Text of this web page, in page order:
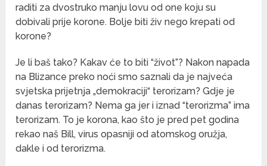
raditi za dvostruko manju lovu od one koju su
dobivali prije korone. Bolje biti živ nego krepati od
korone?
Je li baš tako? Kakav će to biti “život”? Nakon napada
na Blizance preko noći smo saznali da je najveća
svjetska prijetnja „demokraciji“ terorizam? Gdje je
danas terorizam? Nema ga jer i iznad “terorizma” ima
terorizam. To je korona, kao što je pred pet godina
rekao naš Bill, virus opasniji od atomskog oružja,
dakle i od terorizma.